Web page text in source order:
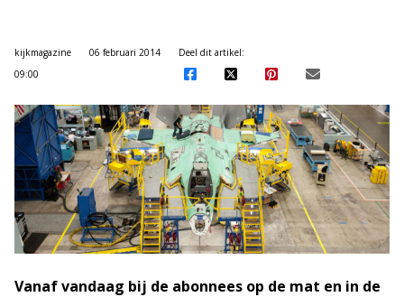
kijkmagazine
06 februari 2014
09:00
Deel dit artikel:
Vanaf vandaag bij de abonnees op de mat en in de